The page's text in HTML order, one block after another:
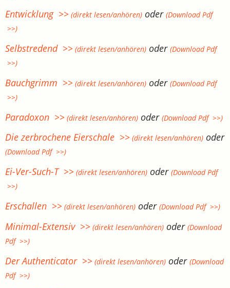
Entwicklung >> (direkt lesen/anhören) oder(Download Pdf
>>)
Selbstredend >> (direkt lesen/anhören) oder(Download Pdf
>>)
Bauchgrimm >> (direkt lesen/anhören) oder(Download Pdf
>>)
Paradoxon >> (direkt lesen/anhören) oder(Download Pdf >>)
Die zerbrochene Eierschale >> (direkt lesen/anhören) oder
(Download Pdf >>)
Ei-Ver-Such-T >> (direkt lesen/anhören) oder(Download Pdf
>>)
Erschallen >> (direkt lesen/anhören) oder(Download Pdf >>)
Minimal-Extensiv >> (direkt lesen/anhören) oder(Download
Pdf >>)
Der Authenticator >> (direkt lesen/anhören) oder(Download
Pdf >>)